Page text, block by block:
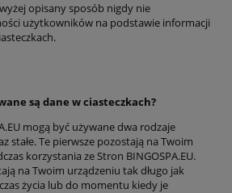
opisany sposób nigdy nie
użytkowników na podstawie informacji
są dane w ciasteczkach?
mogą być używane dwa rodzaje
stałe. Te pierwsze pozostają na Twoim
korzystania ze Stron BINGOSPA.EU.
na Twoim urządzeniu tak długo jak
życia lub do momentu kiedy je